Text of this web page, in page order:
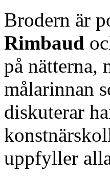
Brodern är
Rimbaud
på nätterna,
målarinnan
diskuterar
uppfyller